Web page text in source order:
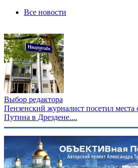
Все новости
Выбор редактора
Пензенский журналист посетил
Путина в Дрездене....